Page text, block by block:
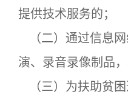
提供技术服务的；
（二）通过信息
演、录音录像制品
（三）为扶助贫